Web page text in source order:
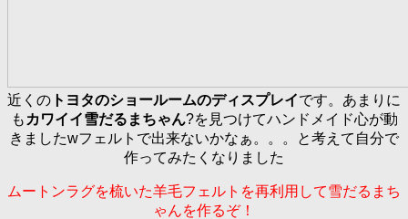
近くの トヨタのショールームのディスプレイです。あまりに
も カワイイ雪だるまちゃん?を見つけてハンドメイド心が動
きましたwフェルトで出来ないかなぁ。。。と考えて自分で
作ってみたくなりました
ムートンラグを梳いた羊毛フェルトを再利用して雪だるまち
ゃんを作るぞ！